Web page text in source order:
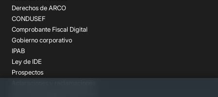
Derechos de ARCO
CONDUSEF
Comprobante Fiscal Digital
Gobierno corporativo
IPAB
Ley de IDE
Prospectos